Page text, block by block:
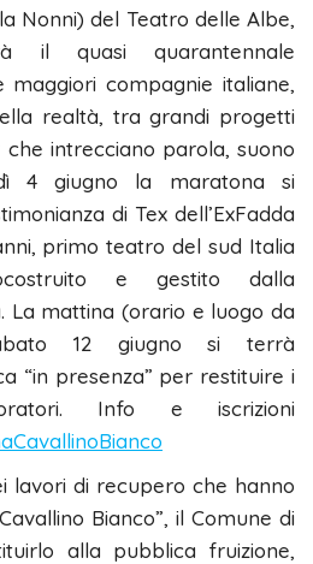
Nonni) del Teatro delle Albe,
il quasi quarantennale
compagnie italiane,
realtà, tra grandi progetti
intrecciano parola, suono
4 giugno la maratona si
di Tex dell’ExFadda
primo teatro del sud Italia
e gestito dalla
La mattina (orario e luogo da
12 giugno si terrà
“in presenza” per restituire i
Info e iscrizioni
lavori di recupero che hanno
Bianco”, il Comune di
alla pubblica fruizione,